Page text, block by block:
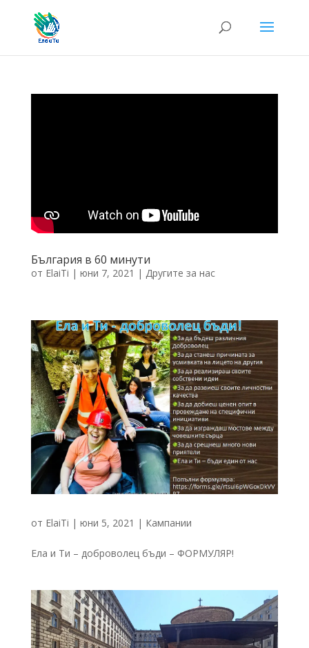
България в 60 минути
от ElaiTi | юни 7, 2021 | Другите за нас
от ElaiTi | юни 5, 2021 | Кампании
Ела и Ти – доброволец бъди – ФОРМУЛЯР!